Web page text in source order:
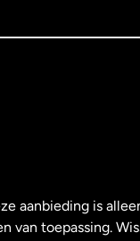
aanbieding is
van toepassing.